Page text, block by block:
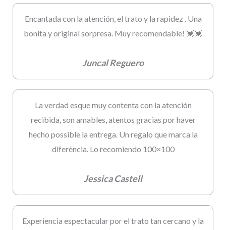
Encantada con la atención, el trato y la rapidez . Una
bonita y original sorpresa. Muy recomendable! 💓💓
Juncal Reguero
La verdad esque muy contenta con la atención
recibida, son amables, atentos gracias por haver
hecho possible la entrega. Un regalo que marca la
diferència. Lo recomiendo 100×100
Jessica Castell
Experiencia espectacular por el trato tan cercano y la